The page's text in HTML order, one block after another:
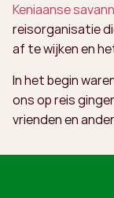
Keniaanse
reisorganisatie
af te wijken en
In het begin
ons op reis
vrienden en